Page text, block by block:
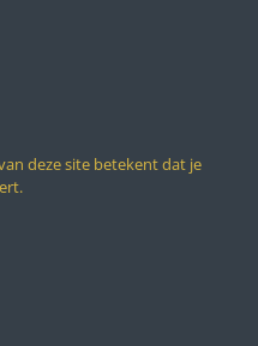
deze site betekent dat je